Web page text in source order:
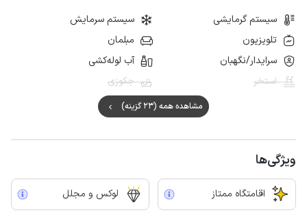
سیستم گرمایشی
سیستم سرمایش
تلویزیون
مبلمان
سرایدار/نگهبان
آب لوله‌کشی
استخر
جکوزی
مشاهده همه (23 گزینه)
ویژگی‌ها
اقامتگاه ممتاز لوکس و مجلل